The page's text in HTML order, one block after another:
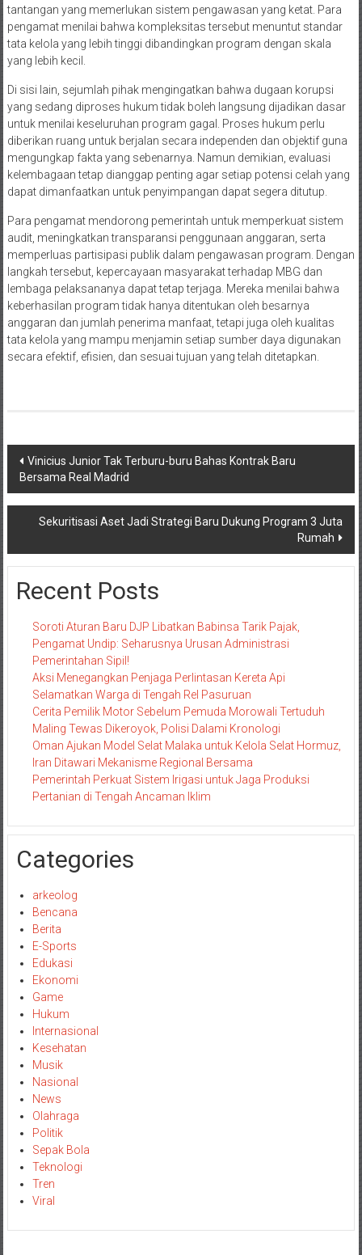
tantangan yang memerlukan sistem pengawasan yang ketat. Para
pengamat menilai bahwa kompleksitas tersebut menuntut standar
tata kelola yang lebih tinggi dibandingkan program dengan skala
yang lebih kecil.
Di sisi lain, sejumlah pihak mengingatkan bahwa dugaan korupsi
yang sedang diproses hukum tidak boleh langsung dijadikan dasar
untuk menilai keseluruhan program gagal. Proses hukum perlu
diberikan ruang untuk berjalan secara independen dan objektif guna
mengungkap fakta yang sebenarnya. Namun demikian, evaluasi
kelembagaan tetap dianggap penting agar setiap potensi celah yang
dapat dimanfaatkan untuk penyimpangan dapat segera ditutup.
Para pengamat mendorong pemerintah untuk memperkuat sistem
audit, meningkatkan transparansi penggunaan anggaran, serta
memperluas partisipasi publik dalam pengawasan program. Dengan
langkah tersebut, kepercayaan masyarakat terhadap MBG dan
lembaga pelaksananya dapat tetap terjaga. Mereka menilai bahwa
keberhasilan program tidak hanya ditentukan oleh besarnya
anggaran dan jumlah penerima manfaat, tetapi juga oleh kualitas
tata kelola yang mampu menjamin setiap sumber daya digunakan
secara efektif, efisien, dan sesuai tujuan yang telah ditetapkan.
Navigasi
pos
Vinicius Junior Tak Terburu-buru Bahas Kontrak Baru
Bersama Real Madrid
Sekuritisasi Aset Jadi Strategi Baru Dukung Program 3 Juta
Rumah
Recent Posts
Soroti Aturan Baru DJP Libatkan Babinsa Tarik Pajak,
Pengamat Undip: Seharusnya Urusan Administrasi
Pemerintahan Sipil!
Aksi Menegangkan Penjaga Perlintasan Kereta Api
Selamatkan Warga di Tengah Rel Pasuruan
Cerita Pemilik Motor Sebelum Pemuda Morowali Tertuduh
Maling Tewas Dikeroyok, Polisi Dalami Kronologi
Oman Ajukan Model Selat Malaka untuk Kelola Selat Hormuz,
Iran Ditawari Mekanisme Regional Bersama
Pemerintah Perkuat Sistem Irigasi untuk Jaga Produksi
Pertanian di Tengah Ancaman Iklim
Categories
arkeolog
Bencana
Berita
E-Sports
Edukasi
Ekonomi
Game
Hukum
Internasional
Kesehatan
Musik
Nasional
News
Olahraga
Politik
Sepak Bola
Teknologi
Tren
Viral